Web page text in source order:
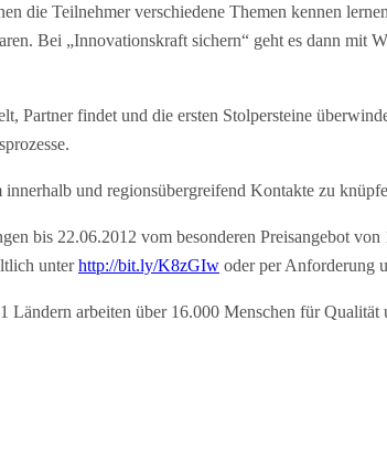
die Teilnehmer verschiedene Themen kennen
Bei „Innovationskraft sichern“ geht es dann mit
Partner findet und die ersten Stolpersteine
und regionsübergreifend Kontakte zu
bis 22.06.2012 vom besonderen Preisangebot
unterhttp://bit.ly/K8zGIw oder per Anforderung
arbeiten über 16.000 Menschen für Qualität